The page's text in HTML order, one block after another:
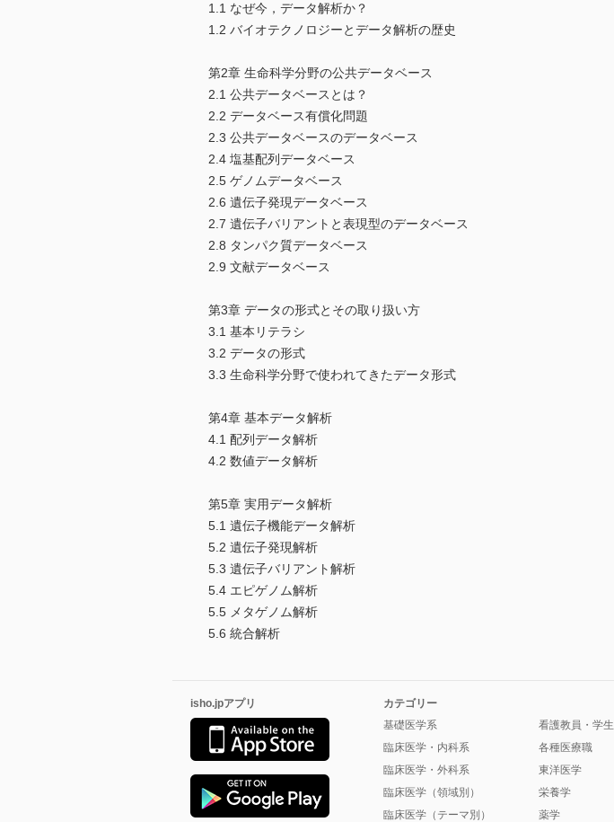
1.1 なぜ今，データ解析か？
1.2 バイオテクノロジーとデータ解析の歴史
第2章 生命科学分野の公共データベース
2.1 公共データベースとは？
2.2 データベース有償化問題
2.3 公共データベースのデータベース
2.4 塩基配列データベース
2.5 ゲノムデータベース
2.6 遺伝子発現データベース
2.7 遺伝子バリアントと表現型のデータベース
2.8 タンパク質データベース
2.9 文献データベース
第3章 データの形式とその取り扱い方
3.1 基本リテラシ
3.2 データの形式
3.3 生命科学分野で使われてきたデータ形式
第4章 基本データ解析
4.1 配列データ解析
4.2 数値データ解析
第5章 実用データ解析
5.1 遺伝子機能データ解析
5.2 遺伝子発現解析
5.3 遺伝子バリアント解析
5.4 エピゲノム解析
5.5 メタゲノム解析
5.6 統合解析
isho.jpアプリ
カテゴリー
基礎医学系
臨床医学・内科系
臨床医学・外科系
臨床医学（領域別）
臨床医学（テーマ別）
看護教員・学生
各種医療職
東洋医学
栄養学
薬学